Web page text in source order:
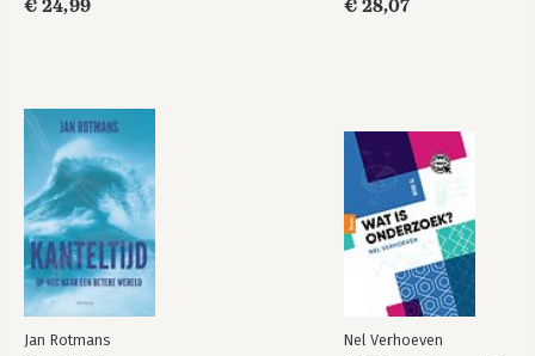
Dankwoord
€ 24,99 € 28,07
Jan Rotmans Nel Verhoeven